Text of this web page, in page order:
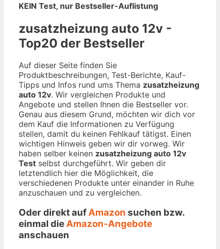
KEIN Test, nur Bestseller-Auflistung
zusatzheizung auto 12v -
Top20 der Bestseller
Auf dieser Seite finden Sie
Produktbeschreibungen, Test-Berichte, Kauf-
Tipps und Infos rund ums Thema zusatzheizung
auto 12v. Wir vergleichen Produkte und
Angebote und stellen Ihnen die Bestseller vor.
Genau aus diesem Grund, möchten wir dich vor
dem Kauf die Informationen zu Verfügung
stellen, damit du keinen Fehlkauf tätigst. Einen
wichtigen Hinweis geben wir dir vorweg. Wir
haben selber keinen zusatzheizung auto 12v
Test selbst durchgeführt. Wir geben dir
letztendlich hier die Möglichkeit, die
verschiedenen Produkte unter einander in Ruhe
anzuschauen und zu vergleichen.
Oder direkt aufAmazon suchen bzw.
einmal dieAmazon-Angebote
anschauen